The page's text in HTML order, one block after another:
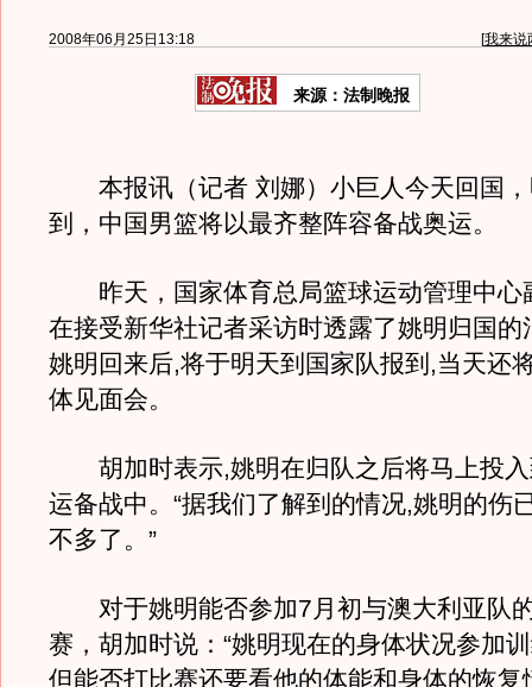
2008年06月25日13:18 [我来说
来源：法制晚报
本报讯（记者 刘娜）小巨人今天回国，
到，中国男篮将以最齐整阵容备战奥运。
昨天，国家体育总局篮球运动管理中心
在接受新华社记者采访时透露了姚明归国的
姚明回来后,将于明天到国家队报到,当天还
体见面会。
胡加时表示,姚明在归队之后将马上投入
运备战中。“据我们了解到的情况,姚明的伤
不多了。”
对于姚明能否参加7月初与澳大利亚队
赛，胡加时说：“姚明现在的身体状况参加
但能否打比赛还要看他的体能和身体的恢复